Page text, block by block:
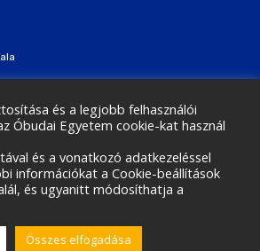
és a legjobb felhasználói
Óbudai Egyetem cookie-kat használ
és a vonatkozó adatkezeléssel
információkat a Cookie-beállítások
és ugyanitt módosíthatja a
Összes elfogadása